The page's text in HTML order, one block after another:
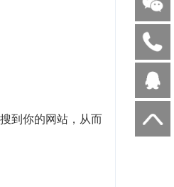
到你的网站，从而